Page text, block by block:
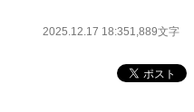
2025.12.17 18:351,889文字